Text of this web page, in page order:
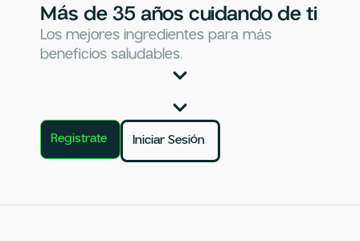
Más de 35 años cuidando de ti
Los mejores ingredientes para más
beneficios saludables.
Registrate Iniciar Sesión